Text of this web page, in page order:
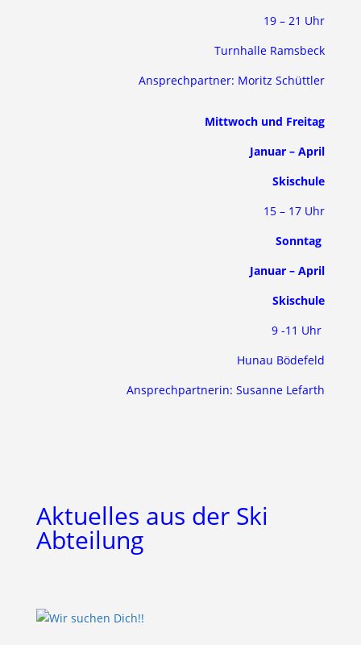
19 – 21 Uhr
Turnhalle Ramsbeck
Ansprechpartner: Moritz Schüttler
Mittwoch und Freitag
Januar – April
Skischule
15 – 17 Uhr
Sonntag
Januar – April
Skischule
9 -11 Uhr
Hunau Bödefeld
Ansprechpartnerin: Susanne Lefarth
Aktuelles aus der Ski
Abteilung